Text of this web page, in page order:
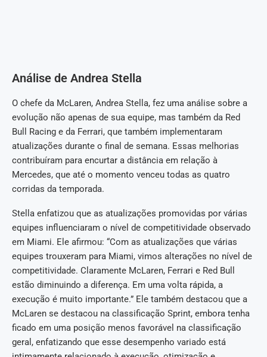
Análise de Andrea Stella
O chefe da McLaren, Andrea Stella, fez uma análise sobre a
evolução não apenas de sua equipe, mas também da Red
Bull Racing e da Ferrari, que também implementaram
atualizações durante o final de semana. Essas melhorias
contribuíram para encurtar a distância em relação à
Mercedes, que até o momento venceu todas as quatro
corridas da temporada.
Stella enfatizou que as atualizações promovidas por várias
equipes influenciaram o nível de competitividade observado
em Miami. Ele afirmou: “Com as atualizações que várias
equipes trouxeram para Miami, vimos alterações no nível de
competitividade. Claramente McLaren, Ferrari e Red Bull
estão diminuindo a diferença. Em uma volta rápida, a
execução é muito importante.” Ele também destacou que a
McLaren se destacou na classificação Sprint, embora tenha
ficado em uma posição menos favorável na classificação
geral, enfatizando que esse desempenho variado está